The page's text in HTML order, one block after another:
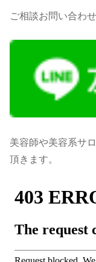
ご相談お問い合わ
美容師や美容系サ
頂きます。